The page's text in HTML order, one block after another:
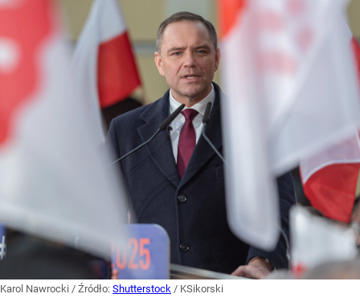
Karol Nawrocki / Źródło: Shutterstock / KSikorski